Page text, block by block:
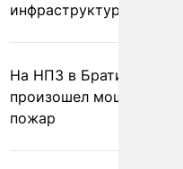
инфраструктуры
На НПЗ в Братиславе
произошел мощный
пожар